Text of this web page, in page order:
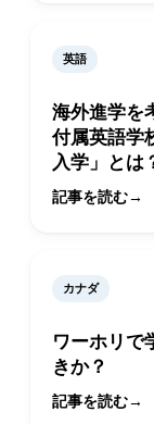
英語
海外進学を
付属英語学
入学」と
記事を読む
カナダ
ワーホリで
きか？
記事を読む